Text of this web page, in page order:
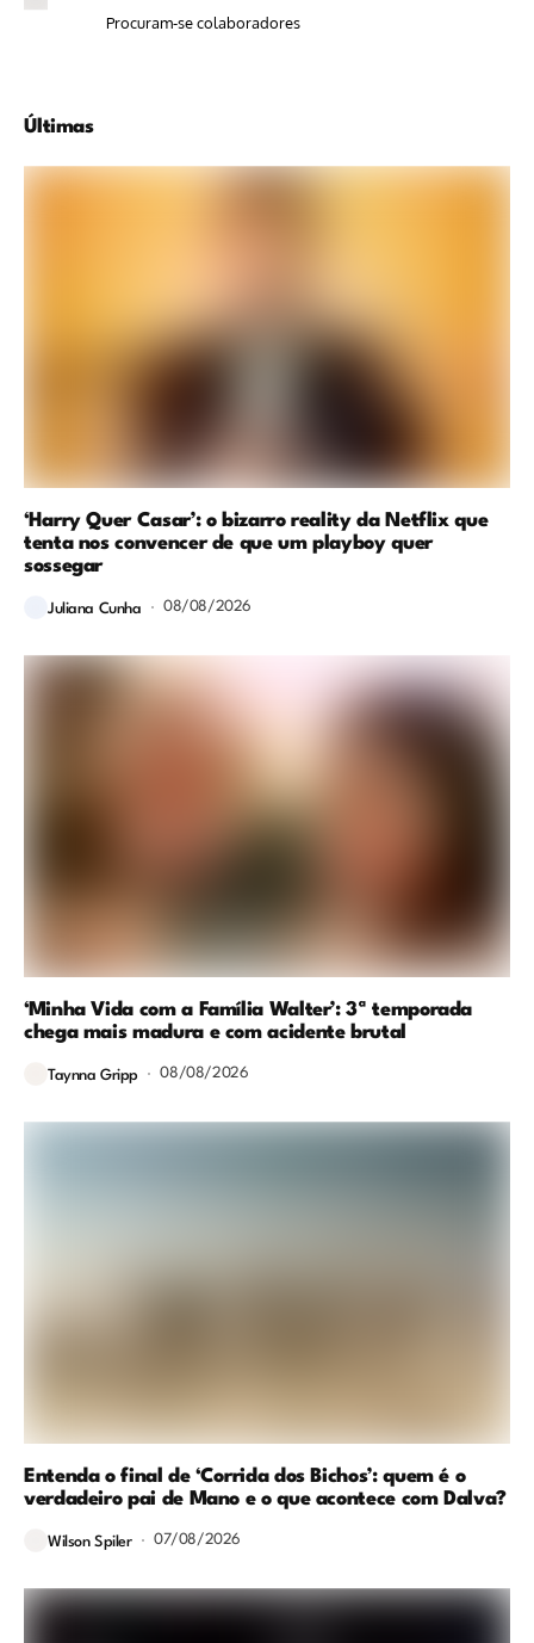
Procuram-se colaboradores
Últimas
‘Harry Quer Casar’: o bizarro reality da Netflix que
tenta nos convencer de que um playboy quer
sossegar
Juliana Cunha 08/08/2026
‘Minha Vida com a Família Walter’: 3ª temporada
chega mais madura e com acidente brutal
Taynna Gripp 08/08/2026
Entenda o final de ‘Corrida dos Bichos’: quem é o
verdadeiro pai de Mano e o que acontece com Dalva?
Wilson Spiler 07/08/2026